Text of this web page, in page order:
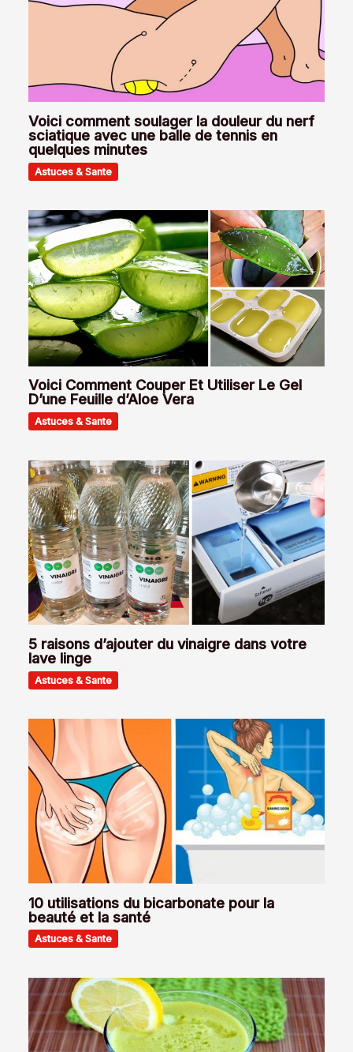
Voici comment soulager la douleur du nerf
sciatique avec une balle de tennis en
quelques minutes
Astuces & Sante
Voici Comment Couper Et Utiliser Le Gel
D’une Feuille d’Aloe Vera
Astuces & Sante
5 raisons d’ajouter du vinaigre dans votre
lave linge
Astuces & Sante
10 utilisations du bicarbonate pour la
beauté et la santé
Astuces & Sante